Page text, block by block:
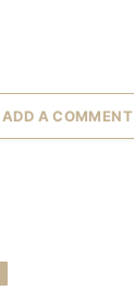
ADD A COMMENT